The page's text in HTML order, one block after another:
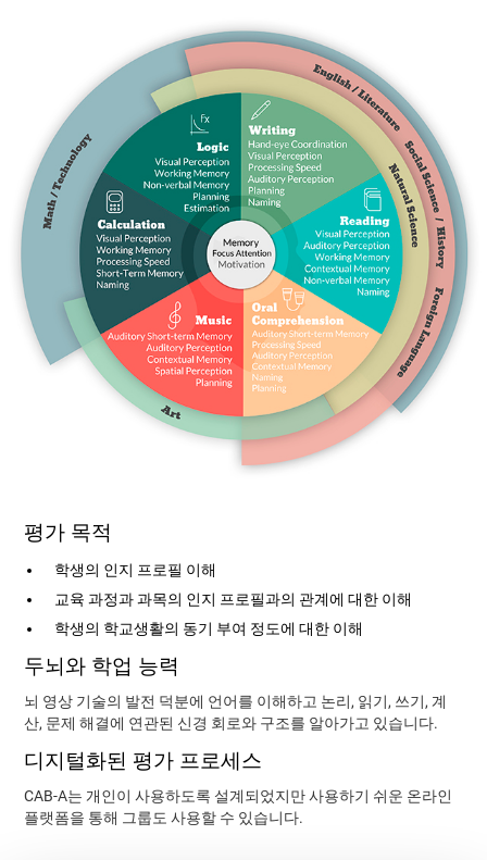
평가 목적
학생의 인지 프로필 이해
교육 과정과 과목의 인지 프로필과의 관계에 대한 이해
학생의 학교생활의 동기 부여 정도에 대한 이해
두뇌와 학업 능력
뇌 영상 기술의 발전 덕분에 언어를 이해하고 논리, 읽기, 쓰기, 계
산, 문제 해결에 연관된 신경 회로와 구조를 알아가고 있습니다.
디지털화된 평가 프로세스
CAB-A는 개인이 사용하도록 설계되었지만 사용하기 쉬운 온라인
플랫폼을 통해 그룹도 사용할 수 있습니다.